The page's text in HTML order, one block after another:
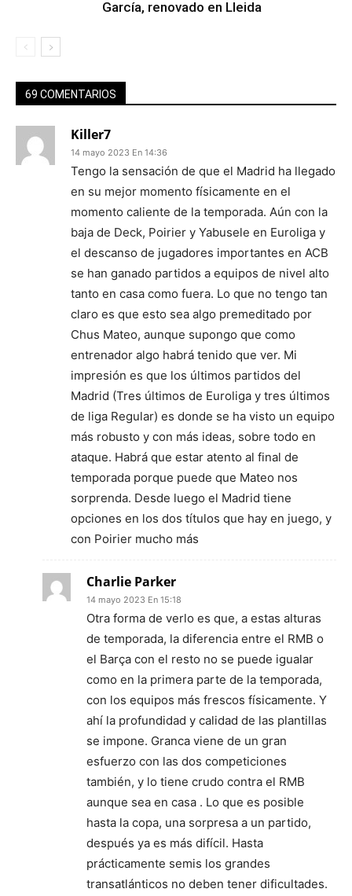
García, renovado en Lleida
69 COMENTARIOS
Killer7
14 mayo 2023 En 14:36
Tengo la sensación de que el Madrid ha llegado
en su mejor momento físicamente en el
momento caliente de la temporada. Aún con la
baja de Deck, Poirier y Yabusele en Euroliga y
el descanso de jugadores importantes en ACB
se han ganado partidos a equipos de nivel alto
tanto en casa como fuera. Lo que no tengo tan
claro es que esto sea algo premeditado por
Chus Mateo, aunque supongo que como
entrenador algo habrá tenido que ver. Mi
impresión es que los últimos partidos del
Madrid (Tres últimos de Euroliga y tres últimos
de liga Regular) es donde se ha visto un equipo
más robusto y con más ideas, sobre todo en
ataque. Habrá que estar atento al final de
temporada porque puede que Mateo nos
sorprenda. Desde luego el Madrid tiene
opciones en los dos títulos que hay en juego, y
con Poirier mucho más
Charlie Parker
14 mayo 2023 En 15:18
Otra forma de verlo es que, a estas alturas
de temporada, la diferencia entre el RMB o
el Barça con el resto no se puede igualar
como en la primera parte de la temporada,
con los equipos más frescos físicamente. Y
ahí la profundidad y calidad de las plantillas
se impone. Granca viene de un gran
esfuerzo con las dos competiciones
también, y lo tiene crudo contra el RMB
aunque sea en casa . Lo que es posible
hasta la copa, una sorpresa a un partido,
después ya es más difícil. Hasta
prácticamente semis los grandes
transatlánticos no deben tener dificultades.